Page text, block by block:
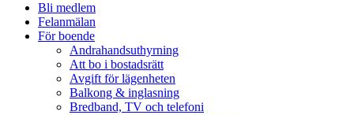
Bli medlem
Felanmälan
För boende
Andrahandsuthyrning
Att bo i bostadsrätt
Avgift för lägenheten
Balkong & inglasning
Bredband, TV och telefoni